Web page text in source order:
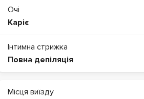
Очі
Каріє
Інтимна стрижка
Повна депіляція
Місця виїзду